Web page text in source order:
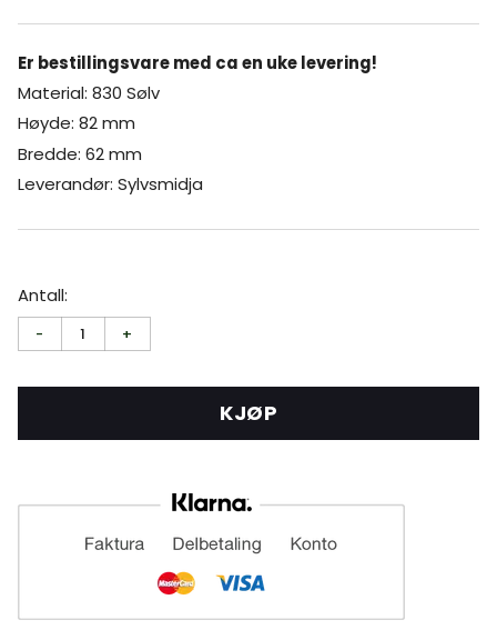
Er bestillingsvare med ca en uke levering!
Material: 830 Sølv
Høyde: 82 mm
Bredde: 62 mm
Leverandør: Sylvsmidja
Antall:
- 1 +
KJØP